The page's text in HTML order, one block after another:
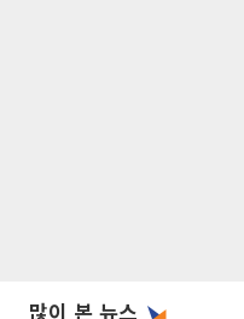
많이 본 뉴스